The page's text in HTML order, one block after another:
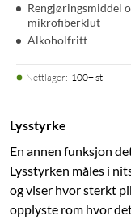
Rengjøringsmiddel
mikrofiberklut
Alkoholfritt
Nettlager: 100+ st
Lysstyrke
En annen funksjon
Lysstyrken måles i
og viser hvor sterkt
opplyste rom hvor